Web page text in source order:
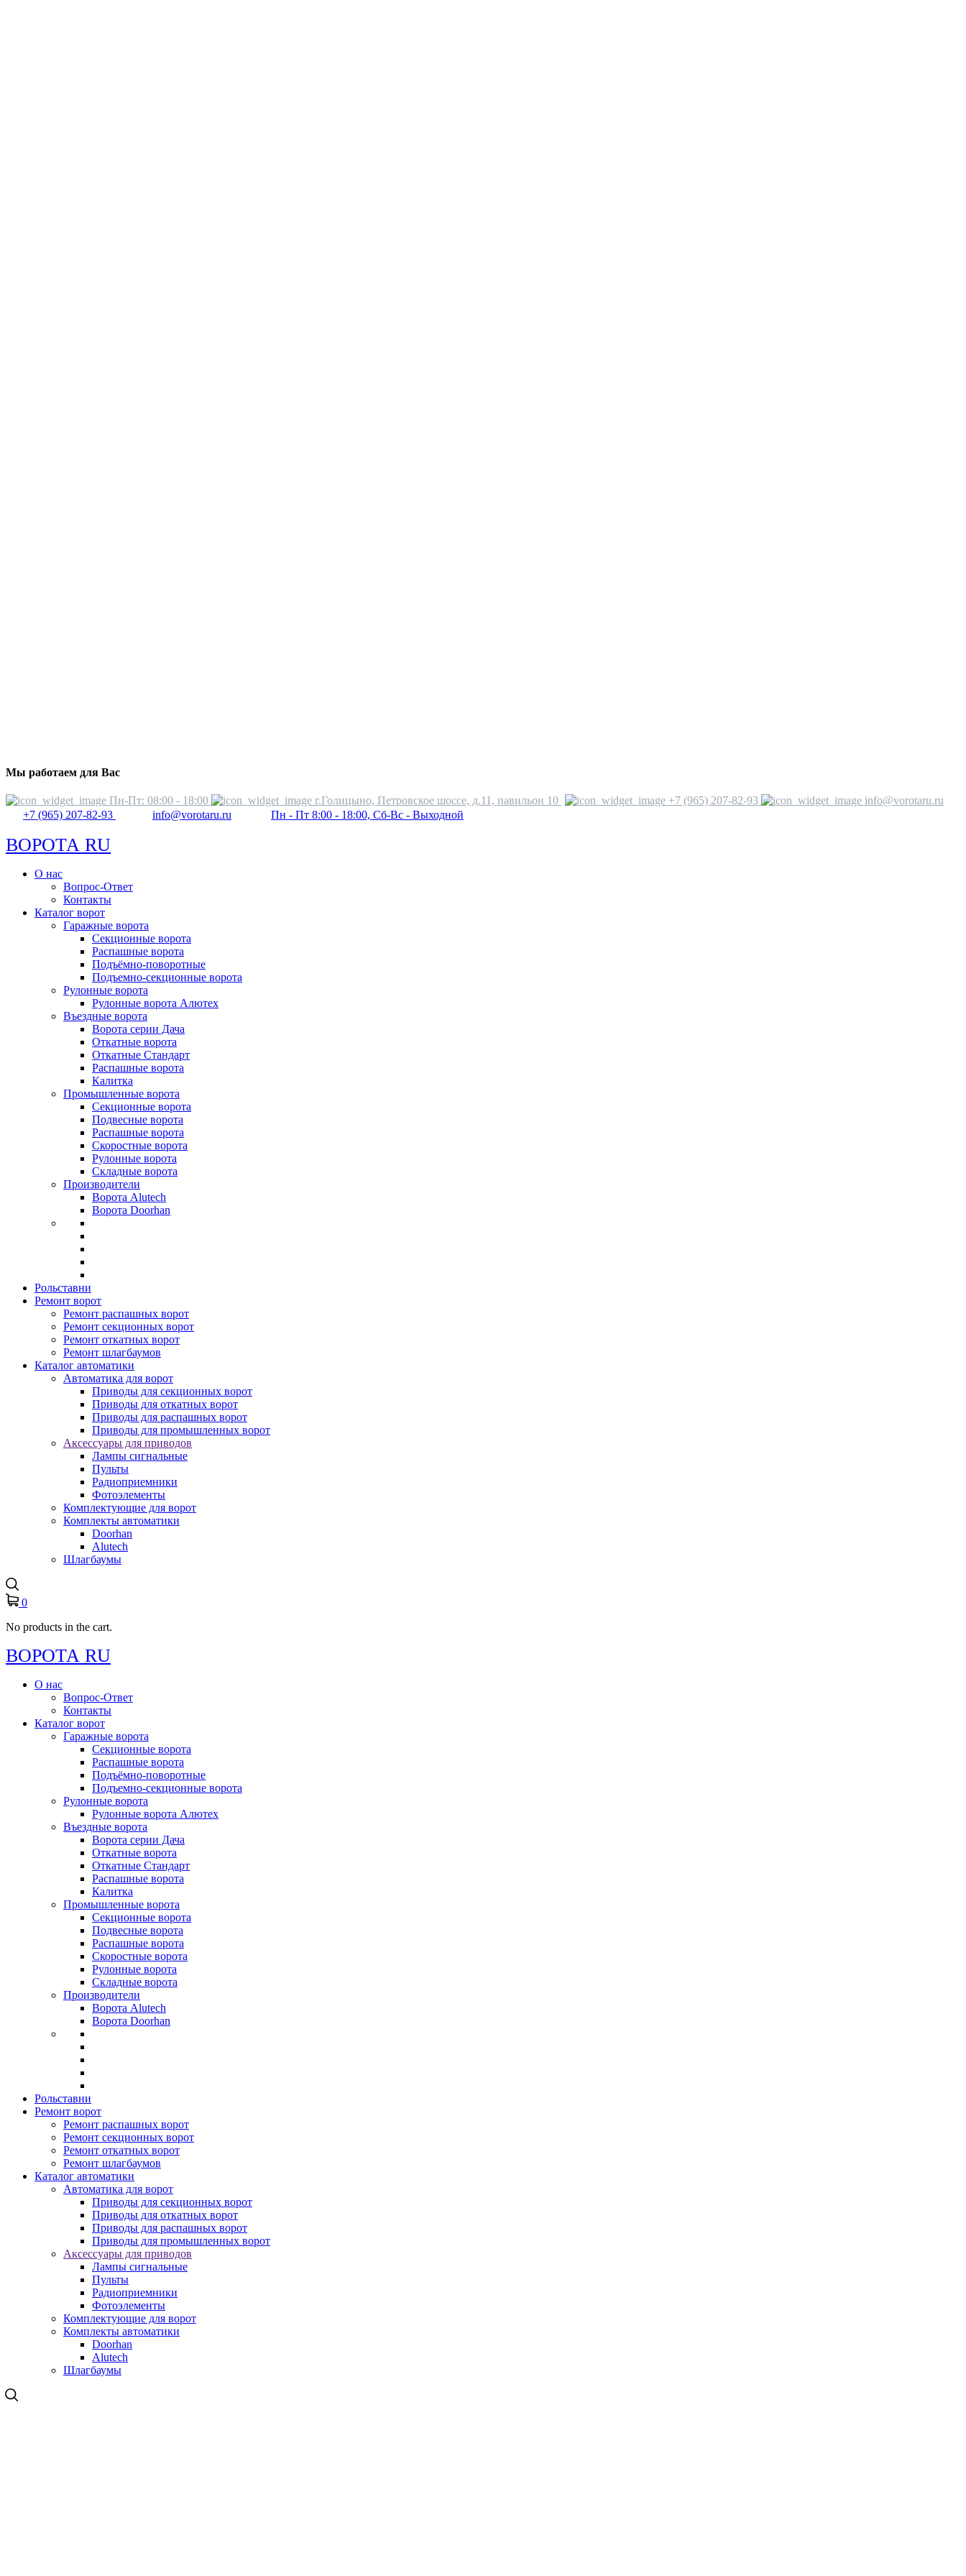
Мы работаем для Вас
Пн-Пт: 08:00 - 18:00 г.Голицыно, Петровское шоссе, д.11, павильон 10 +7 (965) 207-82-93
info@vorotaru.ru
+7 (965) 207-82-93
info@vorotaru.ru Пн - Пт 8:00 - 18:00, Сб-Вс - Выходной
ВОРОТА RU
О нас
Вопрос-Ответ
Контакты
Каталог ворот
Гаражные ворота
Секционные ворота
Распашные ворота
Подъёмно-поворотные
Подъемно-секционные ворота
Рулонные ворота
Рулонные ворота Алютех
Въездные ворота
Ворота серии Дача
Откатные ворота
Откатные Стандарт
Распашные ворота
Калитка
Промышленные ворота
Секционные ворота
Подвесные ворота
Распашные ворота
Скоростные ворота
Рулонные ворота
Складные ворота
Производители
Ворота Alutech
Ворота Doorhan
Рольставни
Ремонт ворот
Ремонт распашных ворот
Ремонт секционных ворот
Ремонт откатных ворот
Ремонт шлагбаумов
Каталог автоматики
Автоматика для ворот
Приводы для секционных ворот
Приводы для откатных ворот
Приводы для распашных ворот
Приводы для промышленных ворот
Аксессуары для приводов
Лампы сигнальные
Пульты
Радиоприемники
Фотоэлементы
Комплектующие для ворот
Комплекты автоматики
Doorhan
Alutech
Шлагбаумы
0
No products in the cart.
ВОРОТА RU
О нас
Вопрос-Ответ
Контакты
Каталог ворот
Гаражные ворота
Секционные ворота
Распашные ворота
Подъёмно-поворотные
Подъемно-секционные ворота
Рулонные ворота
Рулонные ворота Алютех
Въездные ворота
Ворота серии Дача
Откатные ворота
Откатные Стандарт
Распашные ворота
Калитка
Промышленные ворота
Секционные ворота
Подвесные ворота
Распашные ворота
Скоростные ворота
Рулонные ворота
Складные ворота
Производители
Ворота Alutech
Ворота Doorhan
Рольставни
Ремонт ворот
Ремонт распашных ворот
Ремонт секционных ворот
Ремонт откатных ворот
Ремонт шлагбаумов
Каталог автоматики
Автоматика для ворот
Приводы для секционных ворот
Приводы для откатных ворот
Приводы для распашных ворот
Приводы для промышленных ворот
Аксессуары для приводов
Лампы сигнальные
Пульты
Радиоприемники
Фотоэлементы
Комплектующие для ворот
Комплекты автоматики
Doorhan
Alutech
Шлагбаумы